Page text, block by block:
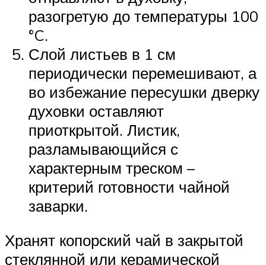
разогретую до температуры 100
°C.
Слой листьев в 1 см
периодически перемешивают, а
во избежание пересушки дверку
духовки оставляют
приоткрытой. Листик,
разламывающийся с
характерным треском –
критерий готовности чайной
заварки.
Хранят копорский чай в закрытой
стеклянной или керамической